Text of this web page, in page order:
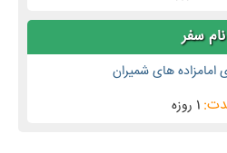
امامزاده های شمیران
1 روزه